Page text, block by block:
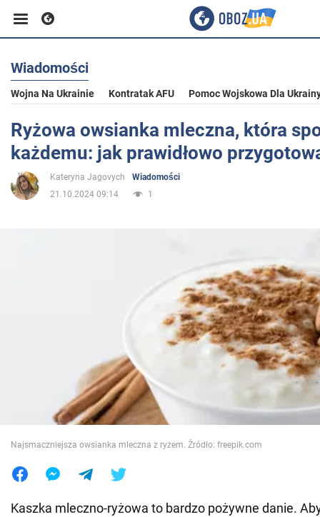
Biznes
Sport
Rozrywka
Wojna na Ukrainie
Jedzenie
Wiadomości
Wojna Na Ukrainie Kontratak AFU Pomoc Wojskowa Dla
Ryżowa owsianka mleczna, która
każdemu: jak prawidłowo
Kateryna Jagovych
Wiadomości
21.10.2024 09:14
1
Najsmaczniejsza owsianka mleczna z ryżem. Źródło: freepik.com
Kaszka mleczno-ryżowa to bardzo pożywne danie.